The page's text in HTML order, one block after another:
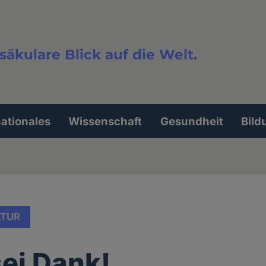
Blick auf die Welt.
Wissenschaft Gesundheit